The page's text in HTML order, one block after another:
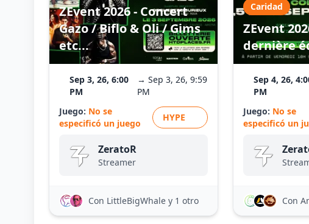
ZEvent 2026 - Concert
Gazo / Biflo & Oli / Gims
etc...
Sep 3, 26, 6:00
PM
→ Sep 3, 26, 9:59
PM
Juego: No se
especificó un juego
HYPE
ZeratoR
Streamer
Con LittleBigWhale y 1 otro
Caridad
ZEvent
dernière
Sep 4, 26,
PM
Juego: No se
especificó un
Con